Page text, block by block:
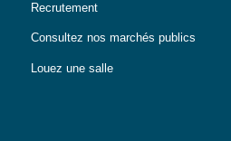
Recrutement
Consultez nos marchés publics
Louez une salle